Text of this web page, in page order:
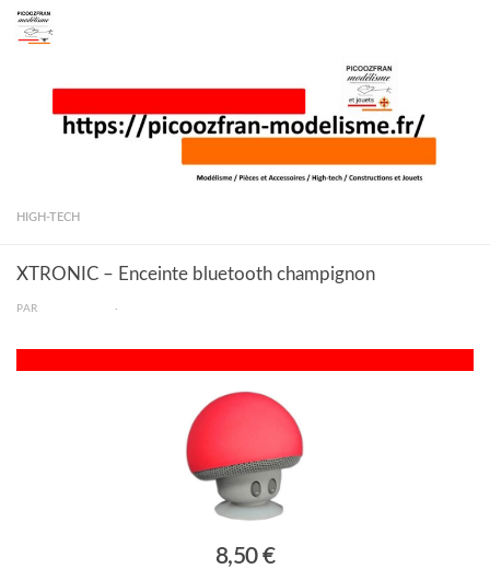
Skip to content
HIGH-TECH
XTRONIC – Enceinte bluetooth champignon
PAR ·
8,50 €